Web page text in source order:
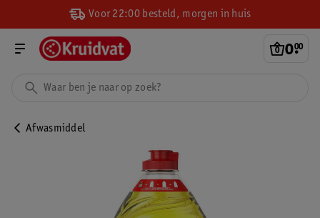
Voor 22:00 besteld, morgen in huis
0.
00
Afwasmiddel